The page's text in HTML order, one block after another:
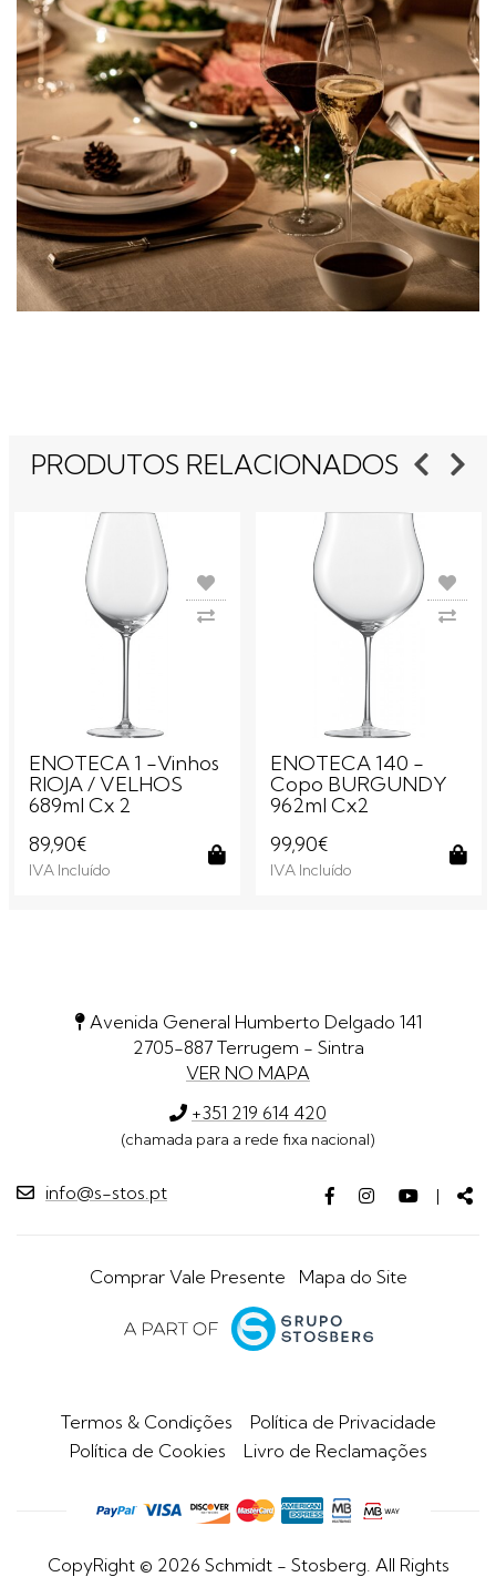
PRODUTOS RELACIONADOS
ENOTECA 1 -Vinhos
RIOJA / VELHOS
689ml Cx 2
89,90€
IVA Incluído Comprar
ENOTECA 140 -
Copo BURGUNDY
962ml Cx2
99,90€
IVA Incluído
Avenida General Humberto Delgado 141
2705-887 Terrugem - Sintra
VER NO MAPA
+351 219 614 420
(chamada para a rede fixa nacional)
info@s-stos.pt
Facebook
InstagramYoutube
|
Comprar Vale Presente Mapa do Site
Termos & Condições
Política de Privacidade
Política de Cookies
Livro de Reclamações
CopyRight © 2026 Schmidt - Stosberg. All Rights